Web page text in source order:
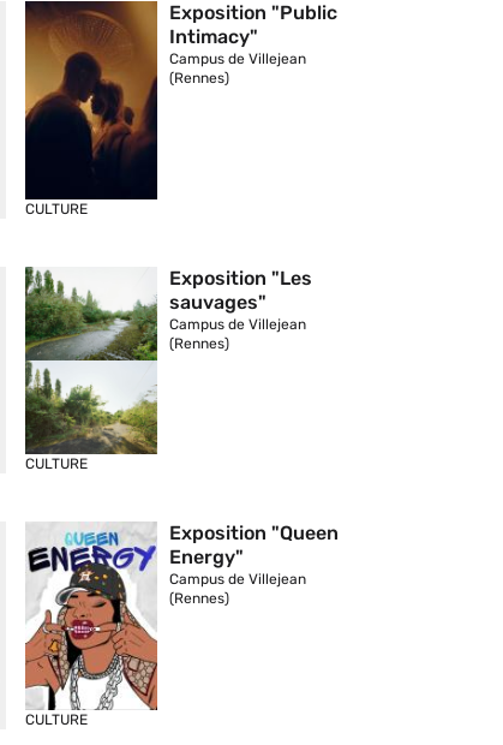
Vignette
Exposition "Public
Intimacy"
Campus de Villejean
(Rennes)
CULTURE
Vignette
Exposition "Les
sauvages"
Campus de Villejean
(Rennes)
CULTURE
Vignette
Exposition "Queen
Energy"
Campus de Villejean
(Rennes)
CULTURE